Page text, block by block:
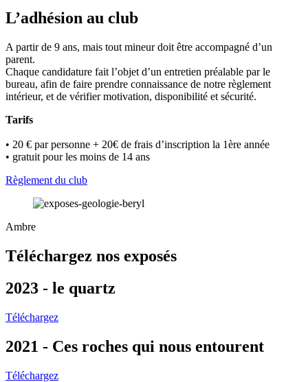
L’adhésion au club
A partir de 9 ans, mais tout mineur doit être accompagné d’un
parent.
Chaque candidature fait l’objet d’un entretien préalable par le
bureau, afin de faire prendre connaissance de notre règlement
intérieur, et de vérifier motivation, disponibilité et sécurité.
Tarifs
• 20 € par personne + 20€ de frais d’inscription la 1ère année
• gratuit pour les moins de 14 ans
Règlement du club
Ambre
Téléchargez nos exposés
2023 - le quartz
Téléchargez
2021 - Ces roches qui nous entourent
Téléchargez